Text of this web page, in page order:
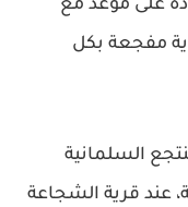
على موعد مع
مفجعة بكل
من منتجع السلمانية
عند قرية الشجاعة